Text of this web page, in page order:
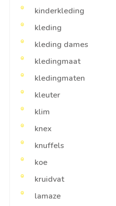
kinderkleding
kleding
kleding dames
kledingmaat
kledingmaten
kleuter
klim
knex
knuffels
koe
kruidvat
lamaze